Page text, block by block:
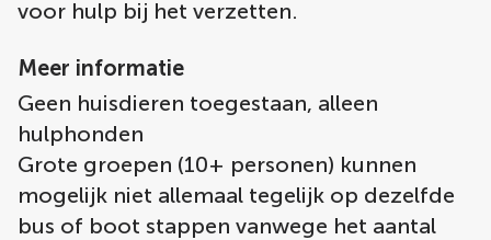
voor hulp bij het verzetten.
Meer informatie
Geen huisdieren toegestaan, alleen
hulphonden
Grote groepen (10+ personen) kunnen
mogelijk niet allemaal tegelijk op dezelfde
bus of boot stappen vanwege het aantal